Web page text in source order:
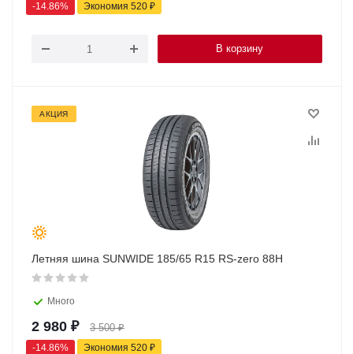
-14.86% Экономия 520 ₽
В корзину
АКЦИЯ
Летняя шина SUNWIDE 185/65 R15 RS-zero 88H
Много
2 980 ₽ 3 500₽
-14.86% Экономия 520 ₽